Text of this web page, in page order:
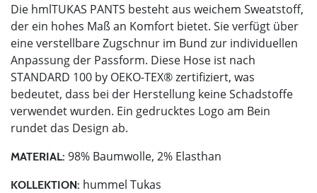
Die hmlTUKAS PANTS besteht aus weichem Sweatstoff,
der ein hohes Maß an Komfort bietet. Sie verfügt über
eine verstellbare Zugschnur im Bund zur individuellen
Anpassung der Passform. Diese Hose ist nach
STANDARD 100 by OEKO-TEX® zertifiziert, was
bedeutet, dass bei der Herstellung keine Schadstoffe
verwendet wurden. Ein gedrucktes Logo am Bein
rundet das Design ab.
MATERIAL: 98% Baumwolle, 2% Elasthan
KOLLEKTION: hummel Tukas